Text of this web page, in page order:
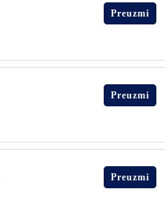
Preuzmi
Preuzmi
Preuzmi